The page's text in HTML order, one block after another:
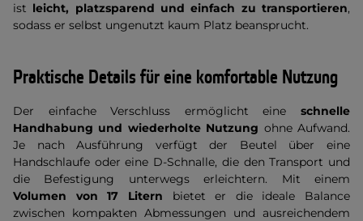
ist leicht, platzsparend und einfach zu transportieren,
sodass er selbst ungenutzt kaum Platz beansprucht.
Praktische Details für eine komfortable Nutzung
Der einfache Verschluss ermöglicht eine schnelle
Handhabung und wiederholte Nutzung ohne Aufwand.
Je nach Ausführung verfügt der Beutel über eine
Handschlaufe oder eine D-Schnalle, die den Transport und
die Befestigung unterwegs erleichtern. Mit einem
Volumen von 17 Litern bietet er die ideale Balance
zwischen kompakten Abmessungen und ausreichendem